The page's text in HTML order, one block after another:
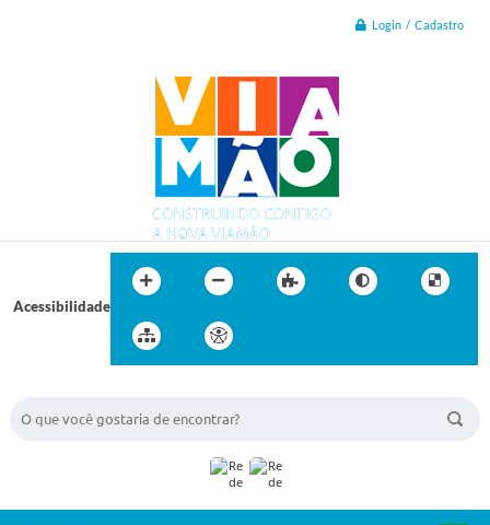
Login / Cadastro
Acessibilidade